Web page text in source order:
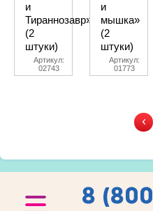
и
Тираннозавр»
(2
штуки)
Артикул:
02743
и
мышка»
(2
штуки)
Артикул:
01773
‹
8